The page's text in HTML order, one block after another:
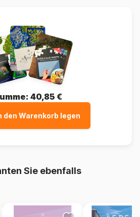
40,85 €
den Warenkorb legen
Sie ebenfalls